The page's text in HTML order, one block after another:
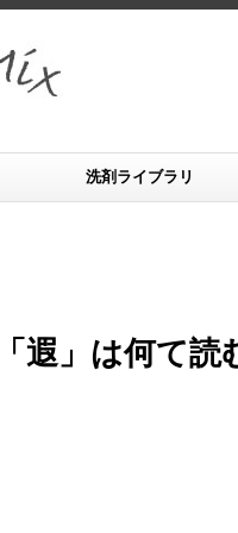
洗剤ライブラリ
遐」は何て読